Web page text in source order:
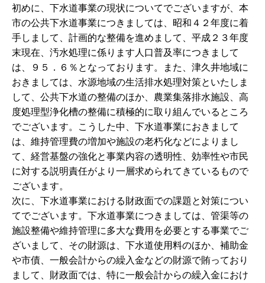
初めに、下水道事業の現状についてでございますが、本
市の公共下水道事業につきましては、昭和４２年度に着
手しまして、計画的な整備を進めまして、平成２３年度
末現在、汚水処理に係ります人口普及率につきまして
は、９５．６％となっております。また、津久井地域に
おきましては、水源地域の生活排水処理対策といたしま
して、公共下水道の整備のほか、農業集落排水施設、高
度処理型浄化槽の整備に積極的に取り組んでいるところ
でございます。こうした中、下水道事業におきまして
は、維持管理費の増加や施設の老朽化などによりまし
て、経営基盤の強化と事業内容の透明性、効率性や市民
に対する説明責任がより一層求められてきているもので
ございます。
次に、下水道事業における財政面での課題と対策につい
てでございます。下水道事業につきましては、管渠等の
施設整備や維持管理に多大な費用を必要とする事業でご
ざいまして、その財源は、下水道使用料のほか、補助金
や市債、一般会計からの繰入金などの財源で賄っており
まして、財政面では、特に一般会計からの繰入金におけ